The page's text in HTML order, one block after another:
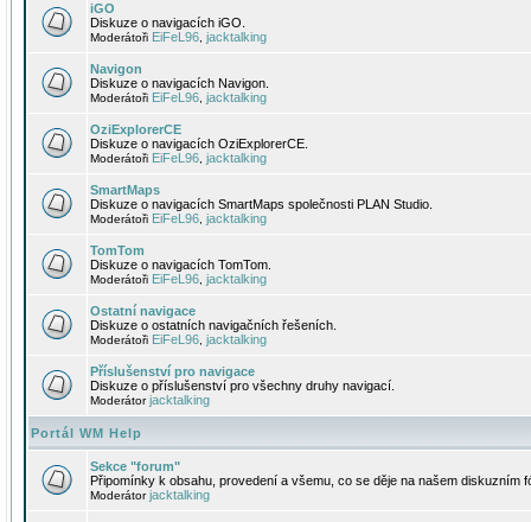
iGO
Diskuze o navigacích iGO.
Moderátoři EiFeL96 jacktalking
Navigon
Diskuze o navigacích Navigon.
Moderátoři EiFeL96 jacktalking
OziExplorerCE
Diskuze o navigacích OziExplorerCE.
Moderátoři EiFeL96 jacktalking
SmartMaps
Diskuze o navigacích SmartMaps společnosti PLAN Studio.
Moderátoři EiFeL96 jacktalking
TomTom
Diskuze o navigacích TomTom.
Moderátoři EiFeL96 jacktalking
Ostatní navigace
Diskuze o ostatních navigačních řešeních.
Moderátoři EiFeL96 jacktalking
Příslušenství pro navigace
Diskuze o příslušenství pro všechny druhy navigací.
Moderátorjacktalking
Portál WM Help
Sekce "forum"
Připomínky k obsahu, provedení a všemu, co se děje na našem diskuzním
Moderátorjacktalking